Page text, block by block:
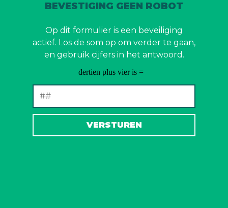
BEVESTIGING GEEN ROBOT
Op dit formulier is een beveiliging
actief. Los de som op om verder te gaan,
en gebruik cijfers in het antwoord.